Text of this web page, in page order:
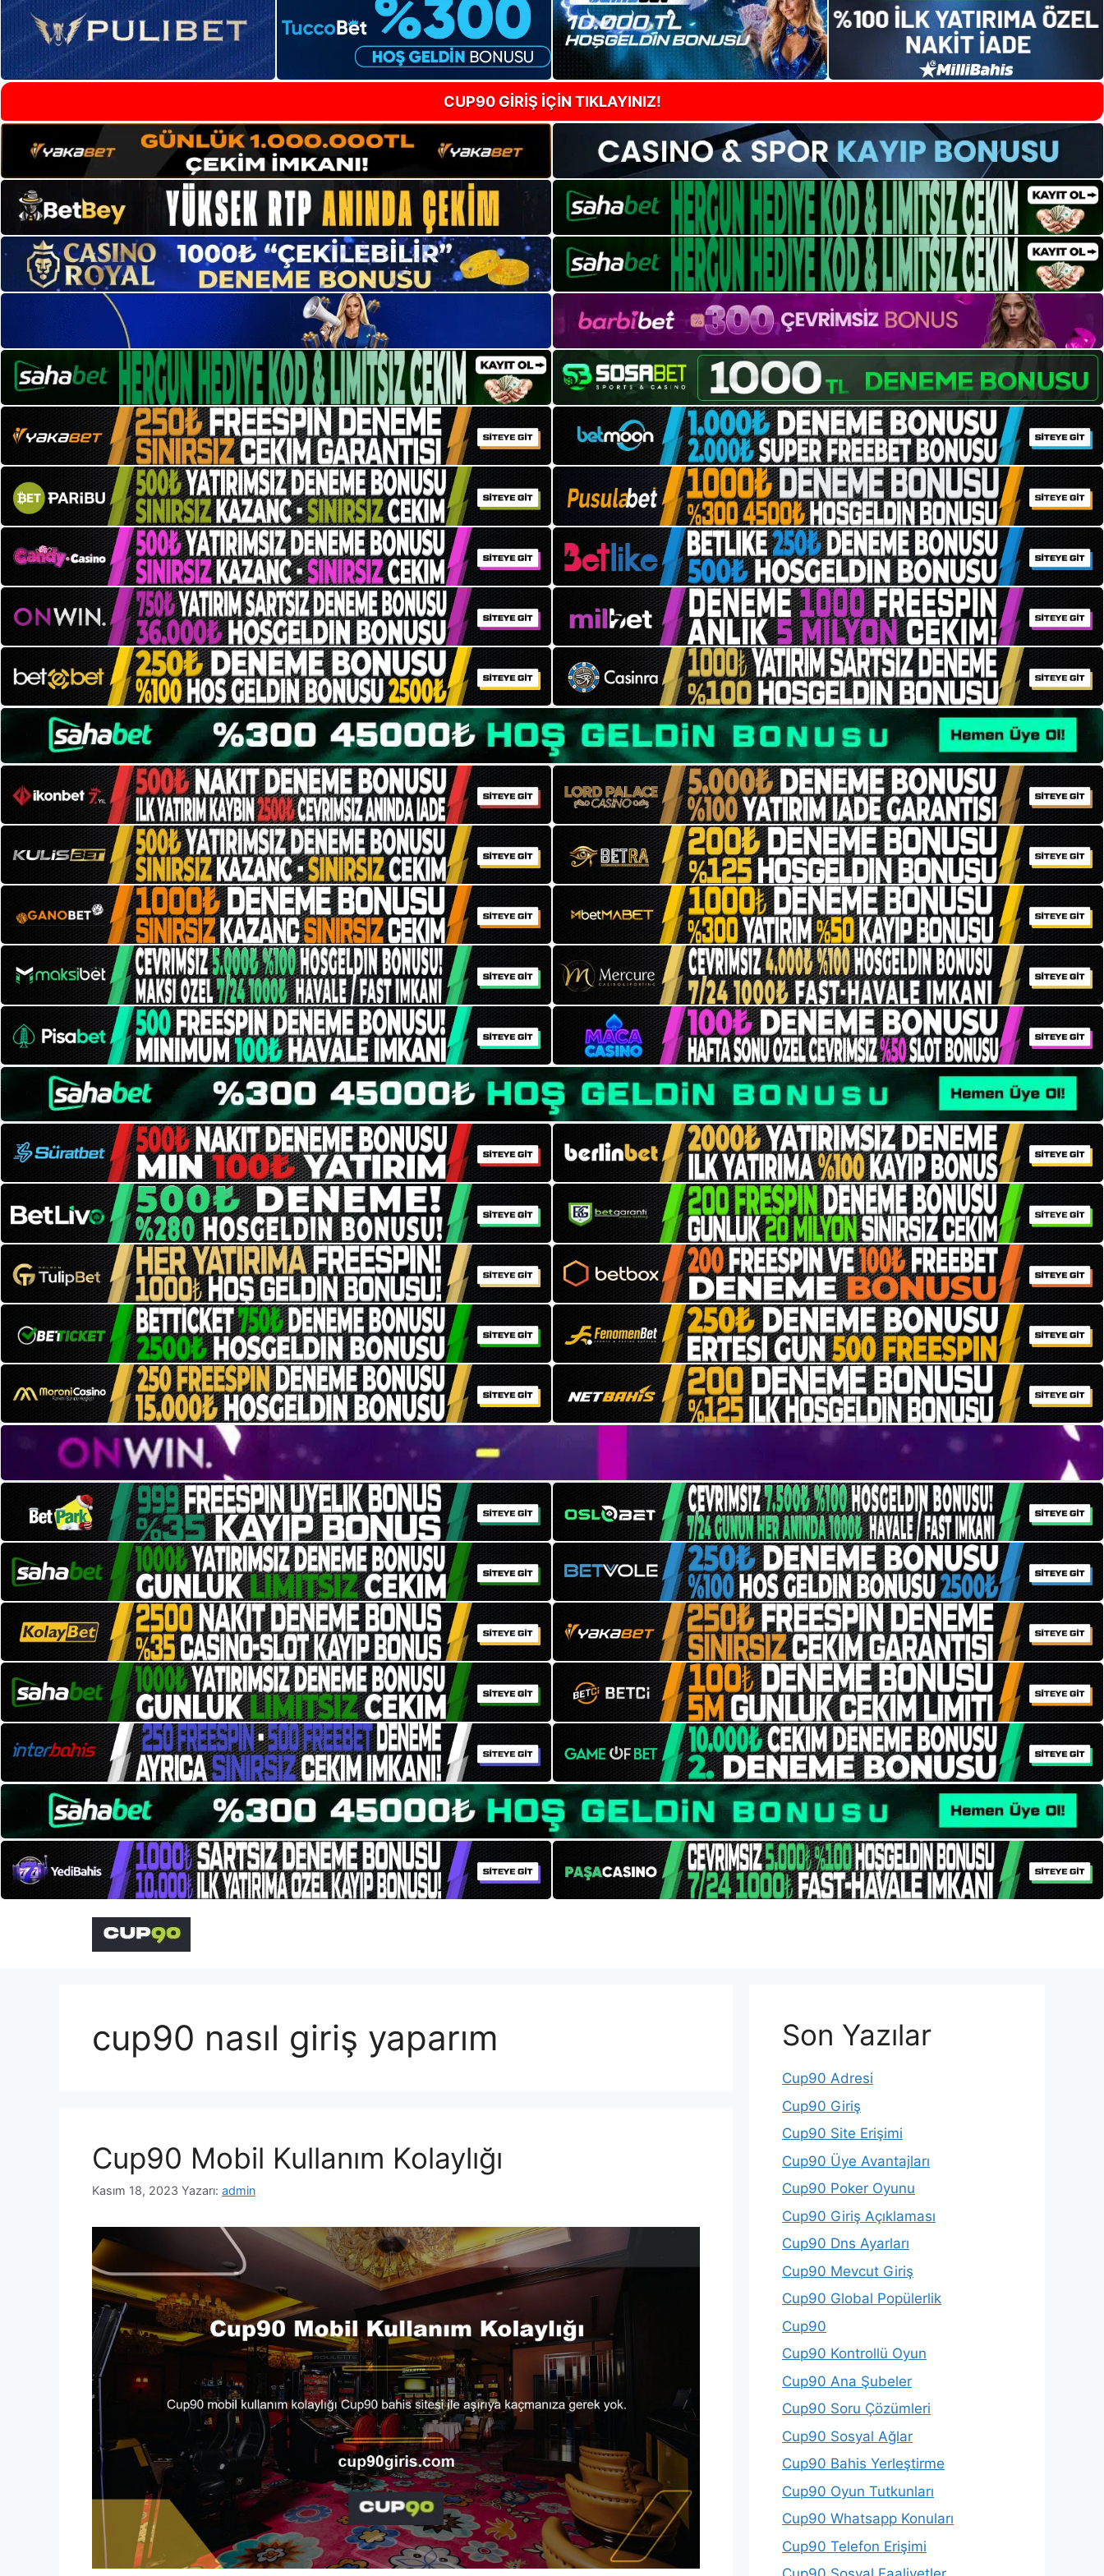
CUP90 GİRİŞ İÇİN TIKLAYINIZ!
cup90 nasıl giriş yaparım
Cup90 Mobil Kullanım Kolaylığı
Kasım 18, 2023 Yazarı: admin
Son Yazılar
Cup90 Adresi
Cup90 Giriş
Cup90 Site Erişimi
Cup90 Üye Avantajları
Cup90 Poker Oyunu
Cup90 Giriş Açıklaması
Cup90 Dns Ayarları
Cup90 Mevcut Giriş
Cup90 Global Popülerlik
Cup90
Cup90 Kontrollü Oyun
Cup90 Ana Şubeler
Cup90 Soru Çözümleri
Cup90 Sosyal Ağlar
Cup90 Bahis Yerleştirme
Cup90 Oyun Tutkunları
Cup90 Whatsapp Konuları
Cup90 Telefon Erişimi